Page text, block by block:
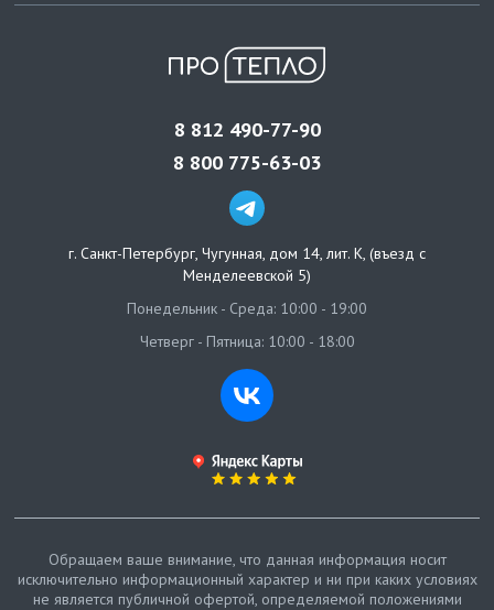
8 812 490-77-90
8 800 775-63-03
г. Санкт-Петербург, Чугунная, дом 14, лит. К, (въезд с
Менделеевской 5)
Понедельник - Среда: 10:00 - 19:00
Четверг - Пятница: 10:00 - 18:00
Обращаем ваше внимание, что данная информация носит
исключительно информационный характер и ни при каких условиях
не является публичной офертой, определяемой положениями